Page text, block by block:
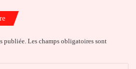
publiée. Les champs obligatoires sont